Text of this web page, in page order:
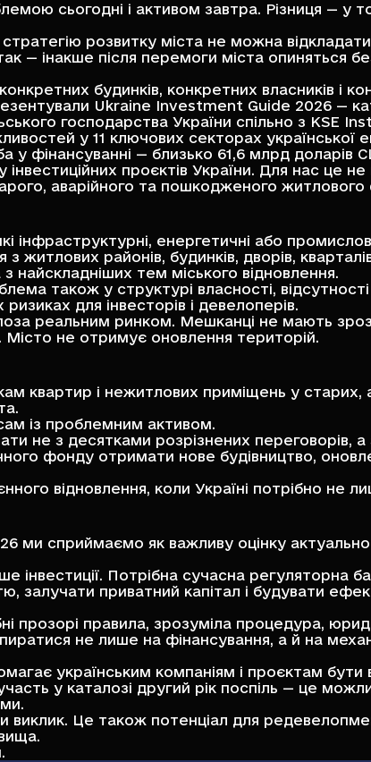
сьогодні і активом завтра. Різниця — у
стратегію розвитку міста не можна
інакше після перемоги міста опиняться
будинків, конкретних власників і
Ukraine Investment Guide 2026 —
господарства України спільно з KSE
у 11 ключових секторах
у фінансуванні — близько 61,6 млрд доларів
інвестиційних проєктів України. Для нас це
аварійного та пошкодженого
інфраструктурні, енергетичні або
районів, будинків, дворів,
тем міського відновлення.
також у структурі власності,
для інвесторів і девелоперів.
реальним ринком. Мешканці не мають
не отримує оновлення територій.
квартир і нежитлових приміщень у
із проблемним активом.
не з десятками розрізнених переговорів, а
фонду отримати нове будівництво,
відновлення, коли Україні потрібно
ми сприймаємо як важливу оцінку
інвестиції. Потрібна сучасна регуляторна
залучати приватний капітал і будувати
прозорі правила, зрозуміла процедура,
не лише на фінансування, а й на
українським компаніям і проєктам бути
у каталозі другий рік поспіль — це
Це також потенціал для